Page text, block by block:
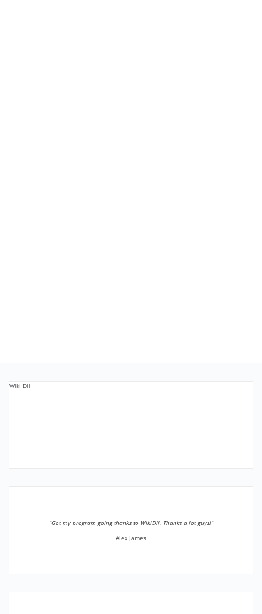
Wiki Dll
”Got my program going thanks to WikiDll. Thanks a lot guys!”
Alex James